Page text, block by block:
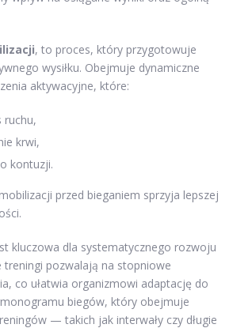
, to proces, który przygotowuje
wysiłku. Obejmuje dynamiczne
aktywacyjne, które:
ruchu,
krwi,
kontuzji.
przed bieganiem sprzyja lepszej
kluczowa dla systematycznego rozwoju
treningi pozwalają na stopniowe
co ułatwia organizmowi adaptację do
biegów, który obejmuje
— takich jak interwały czy długie